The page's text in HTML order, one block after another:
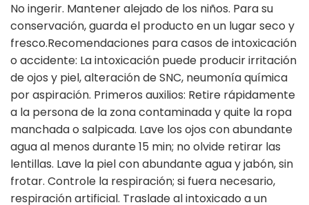
No ingerir. Mantener alejado de los niños. Para su
conservación, guarda el producto en un lugar seco y
fresco.Recomendaciones para casos de intoxicación
o accidente: La intoxicación puede producir irritación
de ojos y piel, alteración de SNC, neumonía química
por aspiración. Primeros auxilios: Retire rápidamente
a la persona de la zona contaminada y quite la ropa
manchada o salpicada. Lave los ojos con abundante
agua al menos durante 15 min; no olvide retirar las
lentillas. Lave la piel con abundante agua y jabón, sin
frotar. Controle la respiración; si fuera necesario,
respiración artificial. Traslade al intoxicado a un